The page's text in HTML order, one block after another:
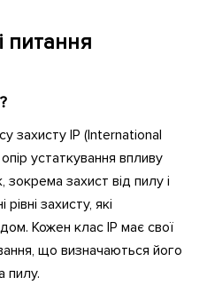
питання
захисту IP (International
устаткування впливу
захист від пилу і
захисту, які
Кожен клас IP має свої
що визначаються його
пилу.